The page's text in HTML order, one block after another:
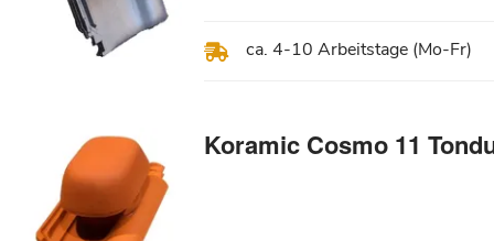
ca. 4-10 Arbeitstage (Mo-Fr)
Koramic Cosmo 11